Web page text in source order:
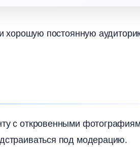
хорошую постоянную
с откровенными
под модерацию.